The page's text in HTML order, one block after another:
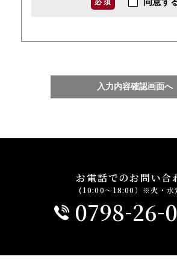
必 須
入力内容確認画面へ
お電話でのお問い合
(10:00～18:00）※火・水
0798-26-